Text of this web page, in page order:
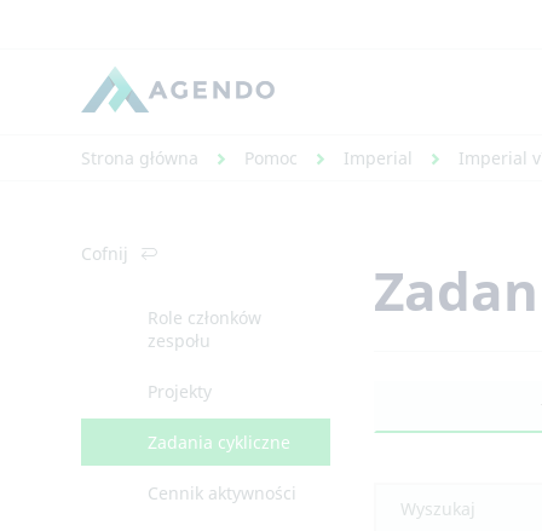
Strona główna Pomoc Imperial Imperial
Cofnij
Role członków
zespołu
Projekty
Zadania cykliczne
Cennik aktywności